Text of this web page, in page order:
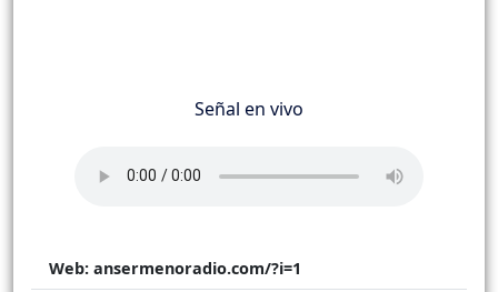
Señal en vivo
Web: ansermenoradio.com/?i=1